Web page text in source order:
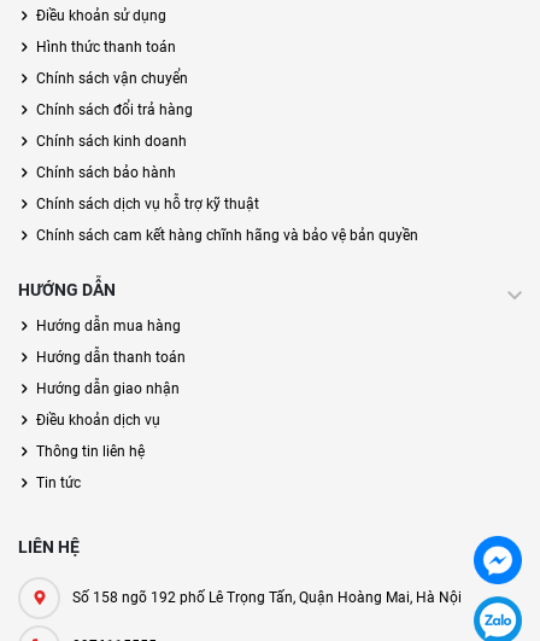
Điều khoản sử dụng
Hình thức thanh toán
Chính sách vận chuyển
Chính sách đổi trả hàng
Chính sách kinh doanh
Chính sách bảo hành
Chính sách dịch vụ hỗ trợ kỹ thuật
Chính sách cam kết hàng chĩnh hãng và bảo vệ bản quyền
HƯỚNG DẪN
Hướng dẫn mua hàng
Hướng dẫn thanh toán
Hướng dẫn giao nhận
Điều khoản dịch vụ
Thông tin liên hệ
Tin tức
LIÊN HỆ
Số 158 ngõ 192 phố Lê Trọng Tấn, Quận Hoàng Mai, Hà Nội